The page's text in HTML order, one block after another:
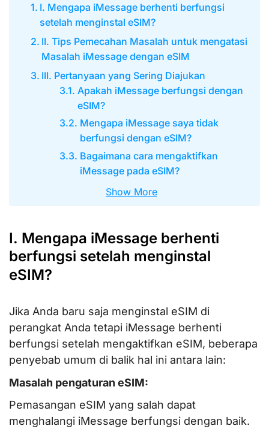
I. Mengapa iMessage berhenti berfungsi
setelah menginstal eSIM?
II. Tips Pemecahan Masalah untuk mengatasi
Masalah iMessage dengan eSIM
III. Pertanyaan yang Sering Diajukan
Apakah iMessage berfungsi dengan
eSIM?
Mengapa iMessage saya tidak
berfungsi dengan eSIM?
Bagaimana cara mengaktifkan
iMessage pada eSIM?
Show More
I. Mengapa iMessage berhenti
berfungsi setelah menginstal
eSIM?
Jika Anda baru saja menginstal eSIM di
perangkat Anda tetapi iMessage berhenti
berfungsi setelah mengaktifkan eSIM, beberapa
penyebab umum di balik hal ini antara lain:
Masalah pengaturan eSIM:
Pemasangan eSIM yang salah dapat
menghalangi iMessage berfungsi dengan baik.